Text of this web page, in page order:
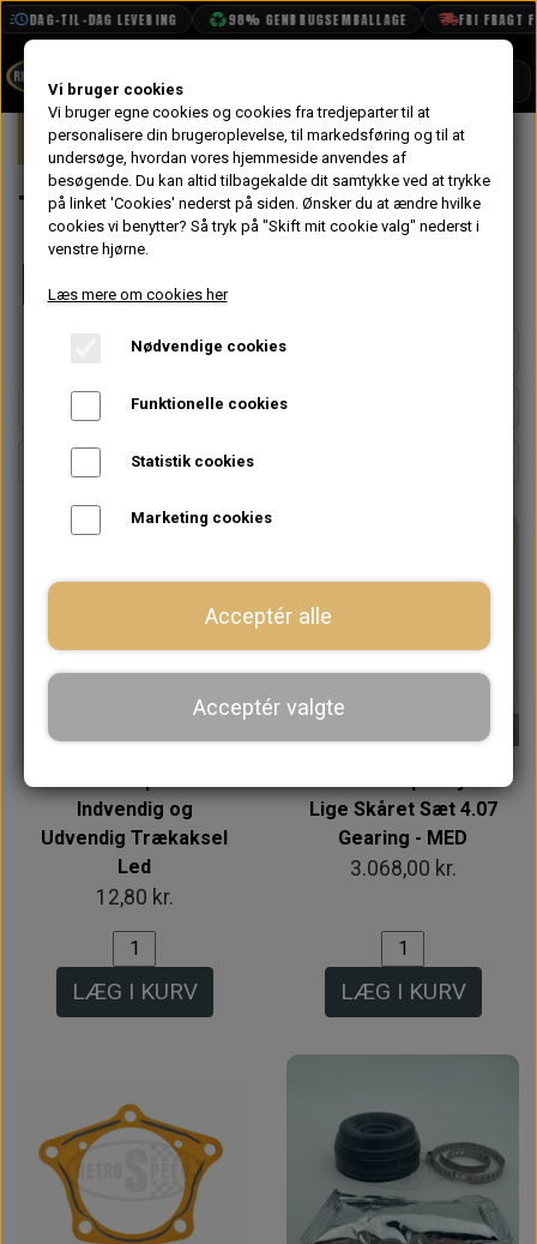
DAG-TIL-DAG LEVERING 98% GENBRUGSEMBALLAGE FRI FRAGT FRA
BOOK TID
PROJEKTER
TEKNISK DATA
VANDPOLERING
Forside Mini Gearkasse & Drivlinje
Trækaksel &
Drivflange
Forrige side Side 1 / 2
Indvendig og
Udvendig Trækaksel
Led
12,80 kr.
LÆG I KURV
På lager
Lige Skåret Sæt 4.07
Gearing - MED
3.068,00 kr.
LÆG I KURV
Vi bruger cookies
Vi bruger egne cookies og cookies fra tredjeparter til at
personalisere din brugeroplevelse, til markedsføring og til at
undersøge, hvordan vores hjemmeside anvendes af
besøgende. Du kan altid tilbagekalde dit samtykke ved at trykke
på linket 'Cookies' nederst på siden. Ønsker du at ændre hvilke
cookies vi benytter? Så tryk på "Skift mit cookie valg" nederst i
venstre hjørne.
Læs mere om cookies her
Nødvendige cookies
Funktionelle cookies
Statistik cookies
Marketing cookies
Acceptér alle
Acceptér valgte